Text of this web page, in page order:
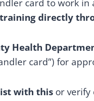
card to work
directly
Health
card”) for
with this or verify